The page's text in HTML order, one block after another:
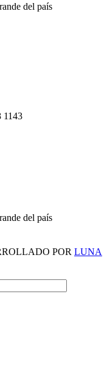
del país
1143
del país
POR LUNA